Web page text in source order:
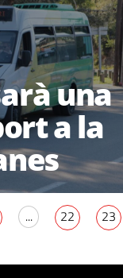
una
a la
... 22 23